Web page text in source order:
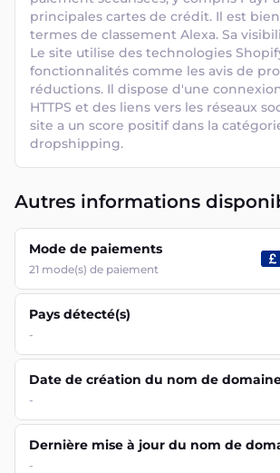
principales cartes de crédit. Il est
termes de classement Alexa. Sa
Le site utilise des technologies
fonctionnalités comme les avis de
réductions. Il dispose d'une
HTTPS et des liens vers les réseaux
site a un score positif dans la
dropshipping.
Autres informations
Mode de paiements
21 mode(s) de paiement
Pays détecté(s)
-
Date de création du nom de
-
Dernière mise à jour du nom de
-